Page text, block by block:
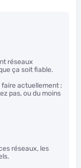
réseaux
ça soit fiable.
faire actuellement :
pas, ou du moins
réseaux, les